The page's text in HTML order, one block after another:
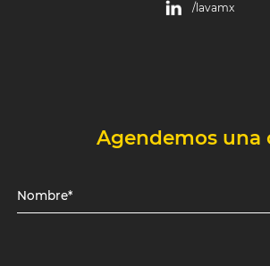
/lavamx
Agendemos una
Nombre*